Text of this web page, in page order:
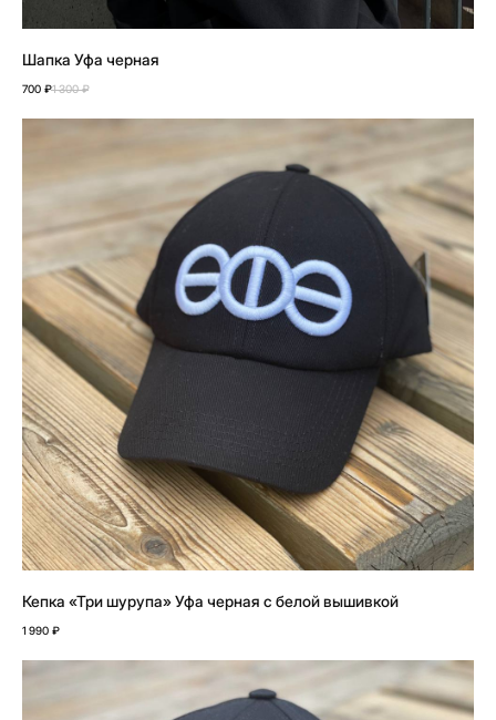
Шапка Уфа черная
700 ₽1 300 ₽
Кепка «Три шурупа» Уфа черная с белой вышивкой
1 990 ₽